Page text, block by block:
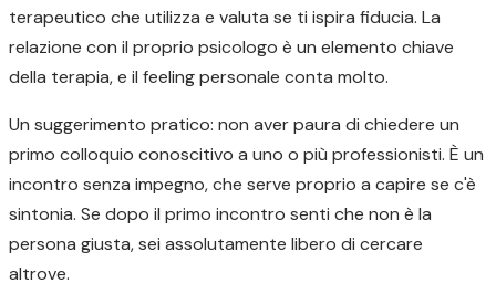
terapeutico che utilizza e valuta se ti ispira fiducia. La
relazione con il proprio psicologo è un elemento chiave
della terapia, e il feeling personale conta molto.
Un suggerimento pratico: non aver paura di chiedere un
primo colloquio conoscitivo a uno o più professionisti. È un
incontro senza impegno, che serve proprio a capire se c'è
sintonia. Se dopo il primo incontro senti che non è la
persona giusta, sei assolutamente libero di cercare
altrove.